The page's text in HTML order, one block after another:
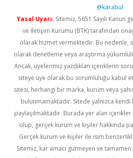
@karabul
Yasal Uyarı: Sitemiz, 5651 Sayılı Kanun
ve İletişim Kurumu (BTK) tarafından
olarak hizmet vermektedir. Bu nedenle,
olarak denetleme veya araştırma
Ancak, üyelerimiz yazdıkları içeriklerin
siteye üye olarak bu sorumluluğu kabul
sitesi, herhangi bir marka, kurum veya
bulunmamaktadır. Sitede yalnızca kendi
paylaşılmaktadır. Burada yer alan
olup, gerçek kurum ve kişiler hakkında
Gerçek kurum ve kişiler ile isim
Sitemiz, kar amacı gütmeyen ve